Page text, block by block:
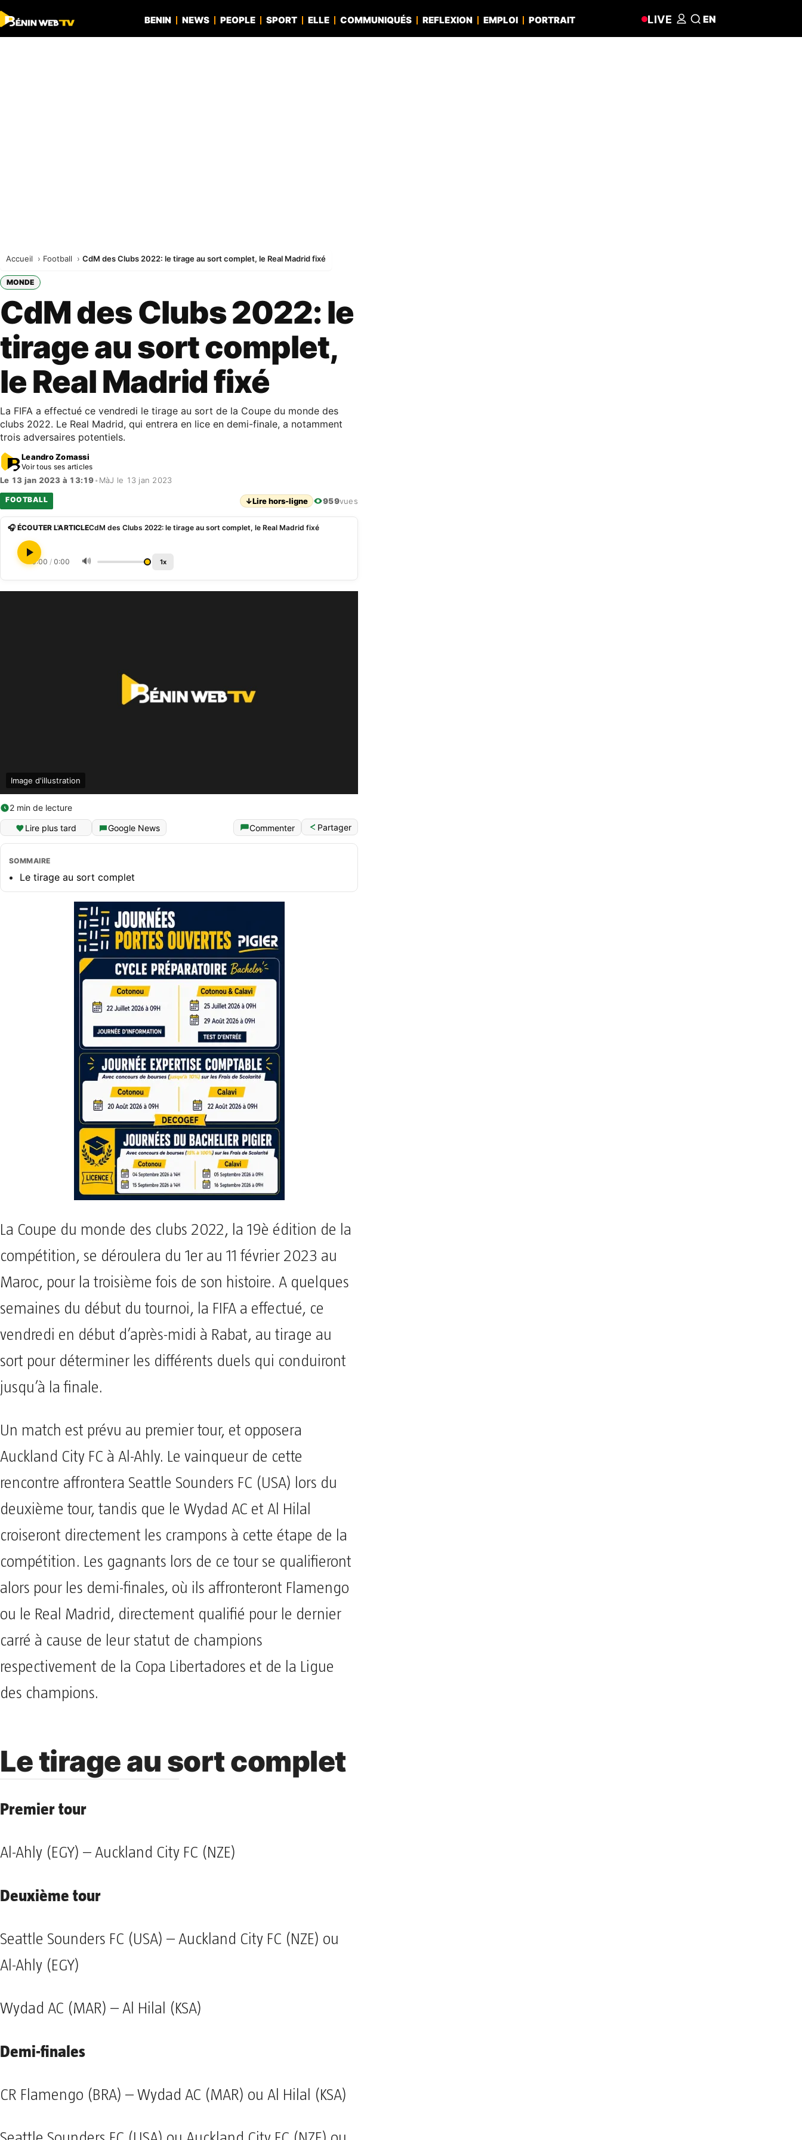
BENIN NEWS PEOPLE SPORT ELLE COMMUNIQUÉS REFLEXION EMPLOI PORTRAIT LIVE EN
Accueil Football CdM des Clubs 2022: le tirage au sort complet, le Real Madrid fixé
MONDE
CdM des Clubs 2022: le
tirage au sort complet,
le Real Madrid fixé
La FIFA a effectué ce vendredi le tirage au sort de la Coupe du monde des
clubs 2022. Le Real Madrid, qui entrera en lice en demi-finale, a notamment
trois adversaires potentiels.
Leandro Zomassi
Voir tous ses articles
Le 13 jan 2023 à 13:19• MàJ le 13 jan 2023
FOOTBALL ↓Lire hors-ligne 959vues
🎧 ÉCOUTER L'ARTICLECdM des Clubs 2022: le tirage au sort complet, le Real Madrid fixé
0:00 / 0:00 🔊 1x
Image d'illustration
2 min de lecture
Lire plus tard
Google News Commenter Partager
SOMMAIRE
Le tirage au sort complet
La Coupe du monde des clubs 2022, la 19è édition de la
compétition, se déroulera du 1er au 11 février 2023 au
Maroc, pour la troisième fois de son histoire. A quelques
semaines du début du tournoi, la FIFA a effectué, ce
vendredi en début d’après-midi à Rabat, au tirage au
sort pour déterminer les différents duels qui conduiront
jusqu’à la finale.
Un match est prévu au premier tour, et opposera
Auckland City FC à Al-Ahly. Le vainqueur de cette
rencontre affrontera Seattle Sounders FC (USA) lors du
deuxième tour, tandis que le Wydad AC et Al Hilal
croiseront directement les crampons à cette étape de la
compétition. Les gagnants lors de ce tour se qualifieront
alors pour les demi-finales, où ils affronteront Flamengo
ou le Real Madrid, directement qualifié pour le dernier
carré à cause de leur statut de champions
respectivement de la Copa Libertadores et de la Ligue
des champions.
Le tirage au sort complet
Premier tour
Al-Ahly (EGY) – Auckland City FC (NZE)
Deuxième tour
Seattle Sounders FC (USA) – Auckland City FC (NZE) ou
Al-Ahly (EGY)
Wydad AC (MAR) – Al Hilal (KSA)
Demi-finales
CR Flamengo (BRA) – Wydad AC (MAR) ou Al Hilal (KSA)